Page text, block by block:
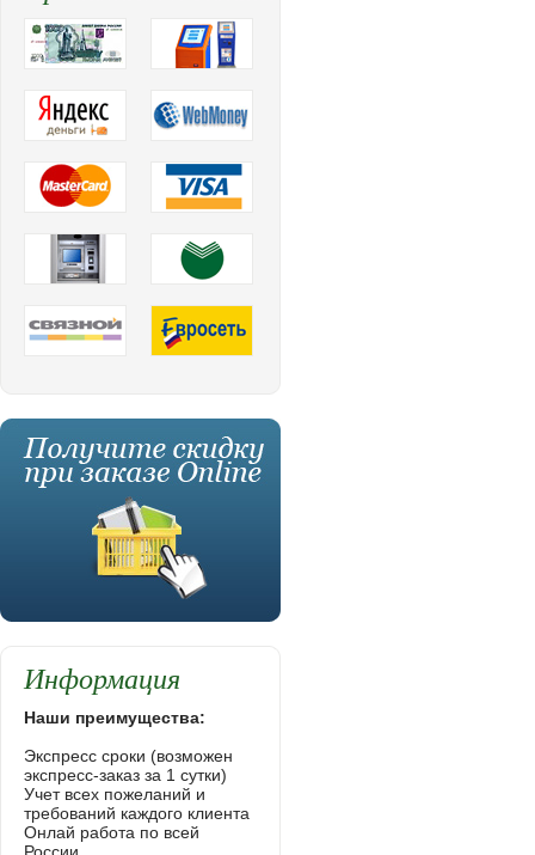
Информация
Наши преимущества:
Экспресс сроки (возможен
экспресс-заказ за 1 сутки)
Учет всех пожеланий и
требований каждого клиента
Онлай работа по всей